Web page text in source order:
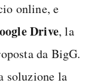
online, e
Drive, la
da BigG.
soluzione la